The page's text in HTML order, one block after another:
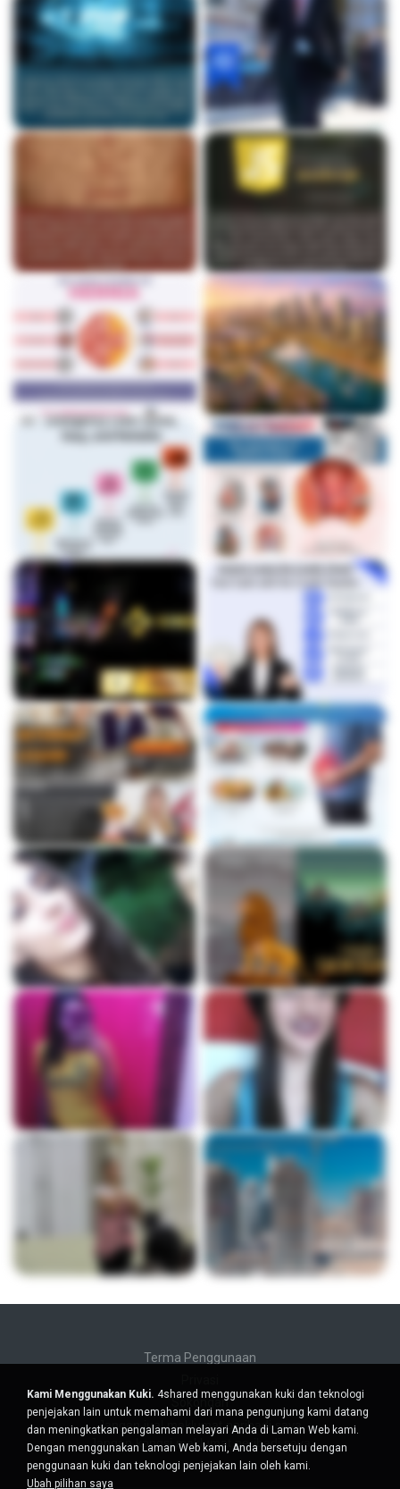
Terma Penggunaan
Sokongan
Jangan jual maklumat peribadi saya
Jangan kongsi maklumat peribadi saya
Kami Menggunakan Kuki. 4shared menggunakan kuki dan teknologi
penjejakan lain untuk memahami dari mana pengunjung kami datang
dan meningkatkan pengalaman melayari Anda di Laman Web kami.
Dengan menggunakan Laman Web kami, Anda bersetuju dengan
penggunaan kuki dan teknologi penjejakan lain oleh kami.
Ubah pilihan saya